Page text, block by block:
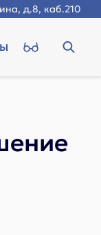
д.8, каб.210